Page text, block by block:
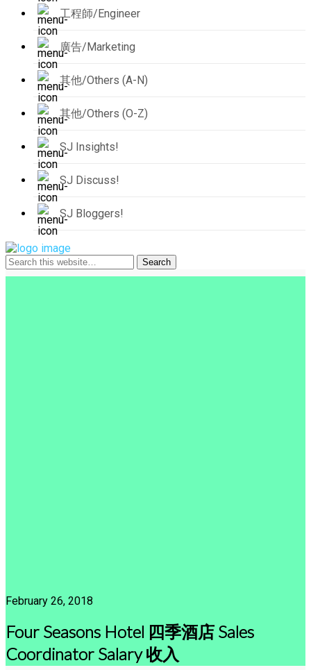
工程師/Engineer
廣告/Marketing
其他/Others (A-N)
其他/Others (O-Z)
SJ Insights!
SJ Discuss!
SJ Bloggers!
February 26, 2018
Four Seasons Hotel 四季酒店 Sales
Coordinator Salary 收入